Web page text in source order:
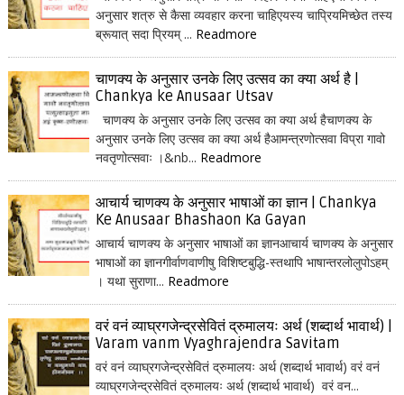
अनुसार शत्रु से कैसा व्यवहार करना चाहिएयस्य चाप्रियमिच्छेत तस्य
ब्रूयात् सदा प्रियम् ... Readmore
चाणक्य के अनुसार उनके लिए उत्सव का क्या अर्थ है |
Chankya ke Anusaar Utsav
चाणक्य के अनुसार उनके लिए उत्सव का क्या अर्थ हैचाणक्य के
अनुसार उनके लिए उत्सव का क्या अर्थ हैआमन्त्रणोत्सवा विप्रा गावो
नवतृणोत्सवाः ।&nb... Readmore
आचार्य चाणक्य के अनुसार भाषाओं का ज्ञान | Chankya
Ke Anusaar Bhashaon Ka Gayan
आचार्य चाणक्य के अनुसार भाषाओं का ज्ञानआचार्य चाणक्य के अनुसार
भाषाओं का ज्ञानगीर्वाणवाणीषु विशिष्टबुद्धि-स्तथापि भाषान्तरलोलुपोऽहम्
। यथा सुराणा... Readmore
वरं वनं व्याघ्रगजेन्द्रसेवितं द्रुमालयः अर्थ (शब्दार्थ भावार्थ) |
Varam vanm Vyaghrajendra Savitam
वरं वनं व्याघ्रगजेन्द्रसेवितं द्रुमालयः अर्थ (शब्दार्थ भावार्थ) वरं वनं
व्याघ्रगजेन्द्रसेवितं द्रुमालयः अर्थ (शब्दार्थ भावार्थ) वरं वन...